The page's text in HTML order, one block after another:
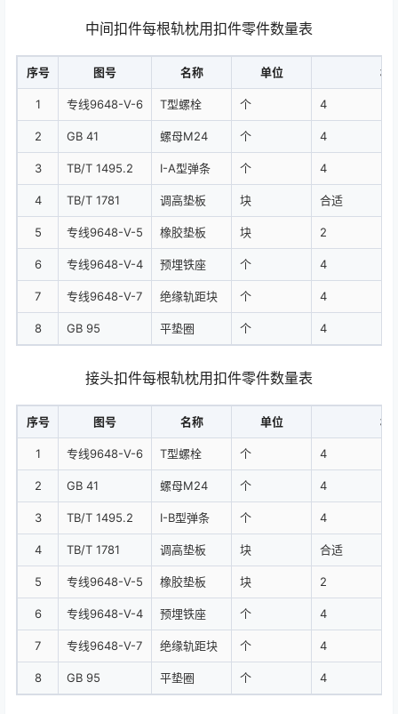
中间扣件每根轨枕用扣件零件数量表
序号 图号 名称 单位 材
1 专线9648-Ⅴ-6 T型螺栓 个 4
2 GB 41 螺母M24 个 4
3 TB/T 1495.2 Ⅰ-A型弹条 个 4
4 TB/T 1781 调高垫板 块 合适
5 专线9648-Ⅴ-5 橡胶垫板 块 2
6 专线9648-Ⅴ-4 预埋铁座 个 4
7 专线9648-Ⅴ-7 绝缘轨距块 个 4
8 GB 95 平垫圈 个 4
接头扣件每根轨枕用扣件零件数量表
序号 图号 名称 单位 材
1 专线9648-Ⅴ-6 T型螺栓 个 4
2 GB 41 螺母M24 个 4
3 TB/T 1495.2 Ⅰ-B型弹条 个 4
4 TB/T 1781 调高垫板 块 合适
5 专线9648-Ⅴ-5 橡胶垫板 块 2
6 专线9648-Ⅴ-4 预埋铁座 个 4
7 专线9648-Ⅴ-7 绝缘轨距块 个 4
8 GB 95 平垫圈 个 4